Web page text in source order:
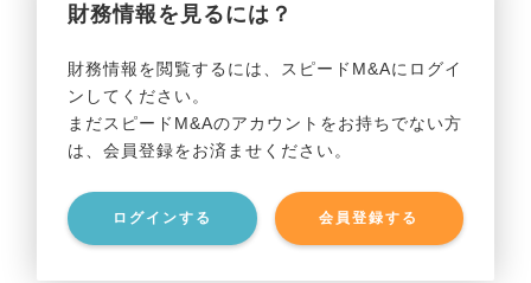
財務情報を見るには？
財務情報を閲覧するには、スピードM&Aにログイ
ンしてください。
まだスピードM&Aのアカウントをお持ちでない方
は、会員登録をお済ませください。
ログインする 会員登録する
事業利益 ********************
貸借対照表（B/S）
事業資産 ********************
事業負債 ********************